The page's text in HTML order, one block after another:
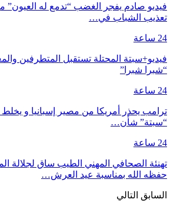
فيديو صادم يفجر الغضب “تدمع له
تعذيب الشباب في…
24 ساعة
فيديو+سبتة المحتلة تستقبل المتطرفين
“شبرا شبرا”
24 ساعة
ترامب يحذر أمريكا من مصير إسبانيا و يخلط
“سبتة” شأن…
24 ساعة
تهنئة الصحافي المهني الطيب ساق لجلالة
حفظه الله بمناسبة عيد العرش…
السابق التالي